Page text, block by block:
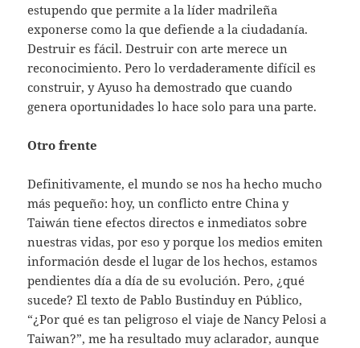
estupendo que permite a la líder madrileña
exponerse como la que defiende a la ciudadanía.
Destruir es fácil. Destruir con arte merece un
reconocimiento. Pero lo verdaderamente difícil es
construir, y Ayuso ha demostrado que cuando
genera oportunidades lo hace solo para una parte.
Otro frente
Definitivamente, el mundo se nos ha hecho mucho
más pequeño: hoy, un conflicto entre China y
Taiwán tiene efectos directos e inmediatos sobre
nuestras vidas, por eso y porque los medios emiten
información desde el lugar de los hechos, estamos
pendientes día a día de su evolución. Pero, ¿qué
sucede? El texto de Pablo Bustinduy en Público,
“¿Por qué es tan peligroso el viaje de Nancy Pelosi a
Taiwan?”, me ha resultado muy aclarador, aunque